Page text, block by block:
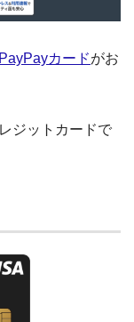
PayPayカードがお
ジットカードで